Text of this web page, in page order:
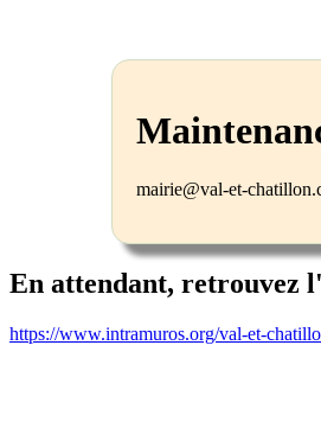
mairie@val-et-
En attendant, retrouvez
https://www.intramuros.org/val-et-